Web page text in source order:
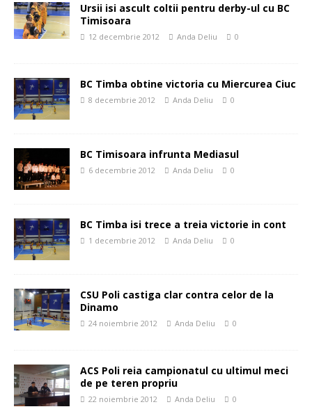
Ursii isi ascult coltii pentru derby-ul cu BC
Timisoara
12 decembrie 2012 Anda Deliu 0
BC Timba obtine victoria cu Miercurea Ciuc
8 decembrie 2012 Anda Deliu 0
BC Timisoara infrunta Mediasul
6 decembrie 2012 Anda Deliu 0
BC Timba isi trece a treia victorie in cont
1 decembrie 2012 Anda Deliu 0
CSU Poli castiga clar contra celor de la
Dinamo
24 noiembrie 2012 Anda Deliu 0
ACS Poli reia campionatul cu ultimul meci
de pe teren propriu
22 noiembrie 2012 Anda Deliu 0